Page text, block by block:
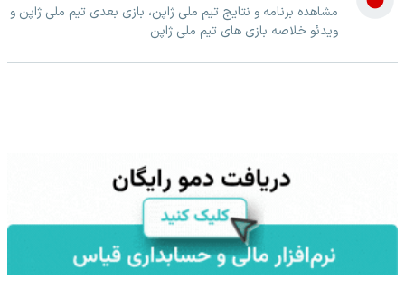
مشاهده برنامه و نتایج تیم ملی ژاپن، بازی بعدی تیم ملی ژاپن و
ویدئو خلاصه بازی های تیم ملی ژاپن